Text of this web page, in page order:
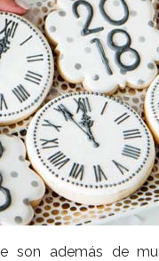
son además de